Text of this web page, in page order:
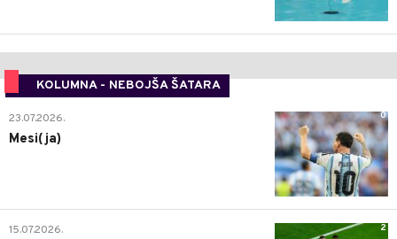
KOLUMNA - NEBOJŠA ŠATARA
0
23.07.2026.
Mesi(ja)
2
15.07.2026.